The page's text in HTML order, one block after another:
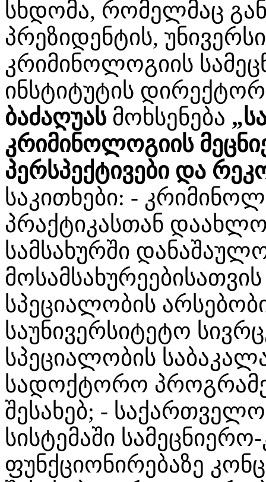
სხდომა, რომელმაც
პრეზიდენტის,
კრიმინოლოგიის
ინსტიტუტის
ბაძაღუას მოხსენება
კრიმინოლოგიის
პერსპექტივები და
საკითხები: -
პრაქტიკასთან
სამსახურში
სპეციალობის
საუნივერსიტეტო
სპეციალობის
სადოქტორო
შესახებ; -
სისტემაში
ფუნქციონირებაზე